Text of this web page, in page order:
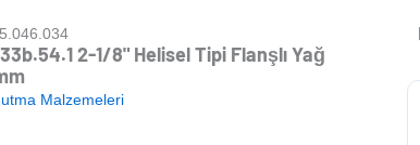
2-1/8" Helisel Tipi Flanşlı Yağ
Malzemeleri